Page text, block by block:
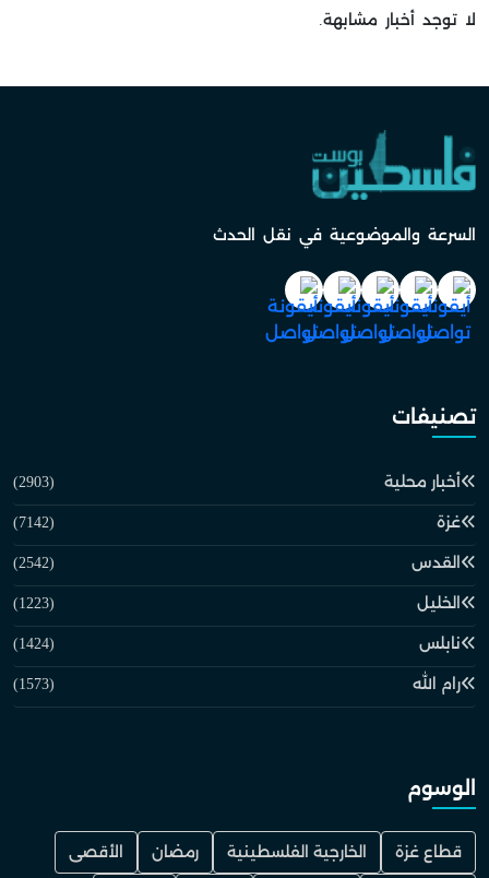
لا توجد أخبار مشابهة.
السرعة والموضوعية في نقل الحدث
تصنيفات
أخبار محلية (2903)
غزة (7142)
القدس (2542)
الخليل (1223)
نابلس (1424)
رام الله (1573)
الوسوم
قطاع غزة الخارجية الفلسطينية رمضان الأقصى